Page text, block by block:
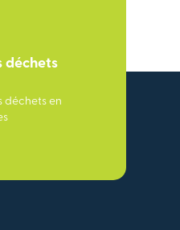
déchets
déchets en